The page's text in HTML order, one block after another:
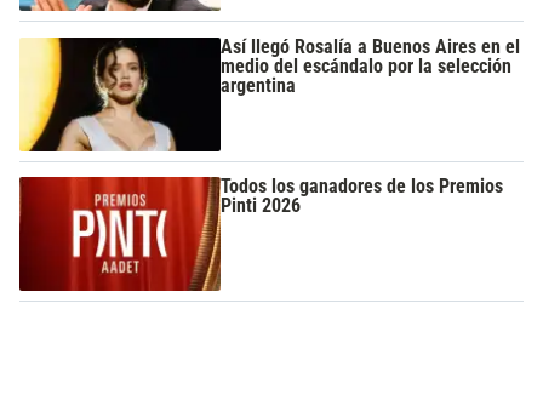
Así llegó Rosalía a Buenos Aires en el
medio del escándalo por la selección
argentina
Todos los ganadores de los Premios
Pinti 2026